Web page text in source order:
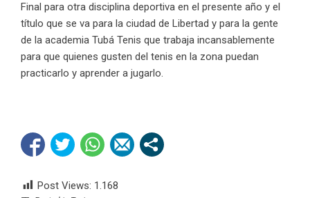
Final para otra disciplina deportiva en el presente año y el
título que se va para la ciudad de Libertad y para la gente
de la academia Tubá Tenis que trabaja incansablemente
para que quienes gusten del tenis en la zona puedan
practicarlo y aprender a jugarlo.
Post Views: 1.168